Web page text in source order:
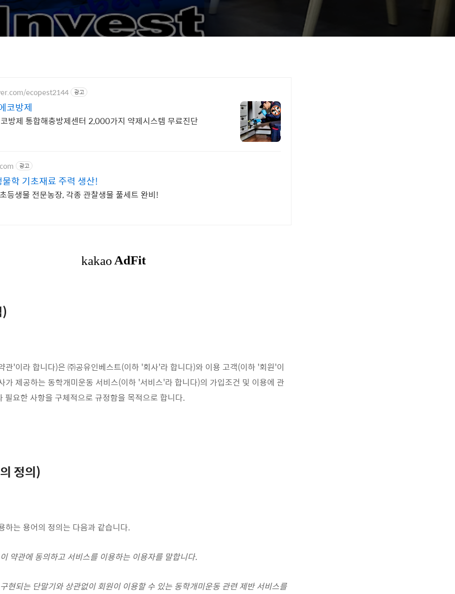
ecopest2144 광고
코방제
방제 통합해충방제센터 2,000가지 약제시스템 무료진단
광고
학 기초재료 주력 생산!
등생물 전문농장, 각종 관찰생물 풀세트 완비!
관'이라 합니다)은 ㈜공유인베스트(이하 '회사'라 합니다)와 이용 고객(이하 '회원'이
가 제공하는 동학개미운동 서비스(이하 '서비스'라 합니다)의 가입조건 및 이용에 관
필요한 사항을 구체적으로 규정함을 목적으로 합니다.
정의)
하는 용어의 정의는 다음과 같습니다.
약관에 동의하고 서비스를 이용하는 이용자를 말합니다.
현되는 단말기와 상관없이 회원이 이용할 수 있는 동학개미운동 관련 제반 서비스를